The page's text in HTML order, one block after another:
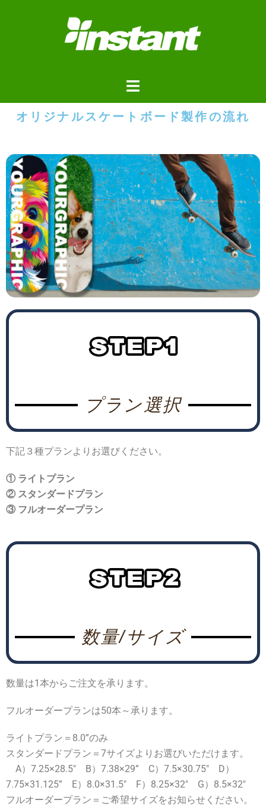
オリジナルスケートボード製作の流れ
プラン選択
下記３種プランよりお選びください。
① ライトプラン
② スタンダードプラン
③ フルオーダープラン
数量/サイズ
数量は1本からご注文を承ります。
フルオーダープランは50本～承ります。
ライトプラン＝8.0”のみ
スタンダードプラン＝7サイズよりお選びいただけます。
A）7.25×28.5″ B）7.38×29” C）7.5×30.75″ D）
7.75×31.125” E）8.0×31.5″ F）8.25×32″ G）8.5×32″
フルオーダープラン＝ご希望サイズをお知らせください。